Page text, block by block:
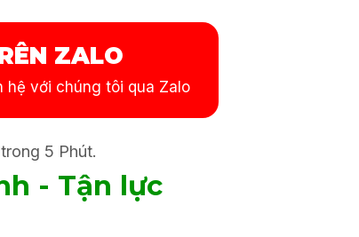
ZALO
hệ với chúng tôi qua Zalo
5 Phút.
- Tận lực